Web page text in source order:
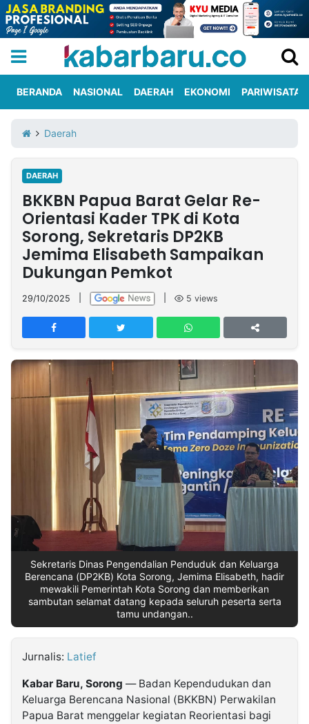
Iklan
Berita
Kami
Nasional
International
Olahraga
Entertainment
Daerah
Pariwisata
Kuliner
Kolom
Network
TREETAN
INDONESIA
Partner
Dinamikapost.com
Seedbacklink
Kabarbaru.co
2026
BERANDA NASIONAL DAERAH EKONOMI PARIWISATA
Daerah
DAERAH
BKKBN Papua Barat Gelar Re-
Orientasi Kader TPK di Kota
Sorong, Sekretaris DP2KB
Jemima Elisabeth Sampaikan
Dukungan Pemkot
29/10/2025 5 views
Sekretaris Dinas Pengendalian Penduduk dan Keluarga
Berencana (DP2KB) Kota Sorong, Jemima Elisabeth, hadir
mewakili Pemerintah Kota Sorong dan memberikan
sambutan selamat datang kepada seluruh peserta serta
tamu undangan..
Jurnalis: Latief
Kabar Baru, Sorong — Badan Kependudukan dan
Keluarga Berencana Nasional (BKKBN) Perwakilan
Papua Barat menggelar kegiatan Reorientasi bagi